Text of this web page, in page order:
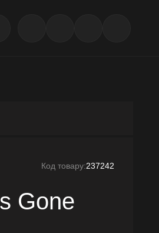
Код товару:237242
Gone